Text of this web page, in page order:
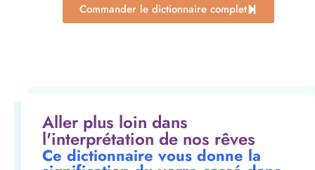
Commander le dictionnaire complet
Aller plus loin dans
l'interprétation de nos rêves
Ce dictionnaire vous donne la